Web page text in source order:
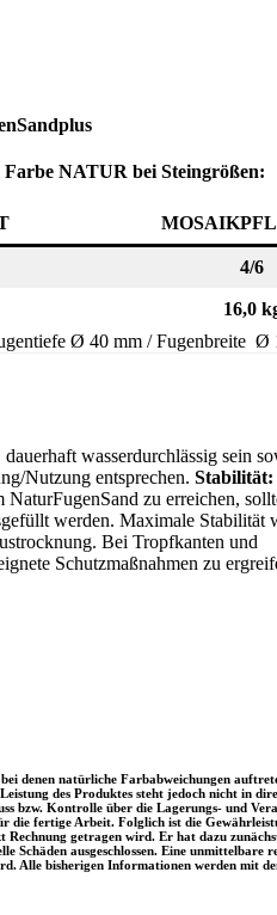
NATUR bei Steingrößen:
4/6
16,0
Ø 40 mm / Fugenbreite
wasserdurchlässig sein
Nutzung entsprechen. Stabilität:
zu erreichen,
werden. Maximale Stabilität
Bei Tropfkanten und
Schutzmaßnahmen zu
denen natürliche Farbabweichungen
des Produktes steht jedoch nicht in
bzw. Kontrolle über die Lagerungs- und
die fertige Arbeit. Folglich ist die
Rechnung getragen wird. Er hat dazu
Schäden ausgeschlossen. Eine
Alle bisherigen Informationen werden mit